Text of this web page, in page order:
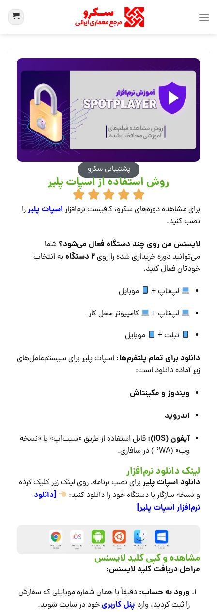
پشتیبانی سکرو
روش استفاده از اسپات پلیر
برای مشاهده دوره‌های سکرو، کافیست نرم‌افزار اسپات پلیررا
نصب کنید.
لایسنس من روی چند دستگاه فعال می‌شود؟ شما
می‌توانید دوره خریداری شده را روی۲ دستگاه
به انتخاب
خودتان فعال کنید.
لپ‌تاپ +
موبایل
لپ‌تاپ +
کامپیوتر محل کار
تبلت +
موبایل
دانلود برای تمام پلتفرم‌ها: اسپات پلیر برای سیستم‌عامل‌های
زیر آماده دانلود است:
ویندوز و مکینتاش
اندروید
آیفون (iOS):
قابل استفاده از طریق «سیب‌اپ» یا «نسخه
وب» (PWA) در سافاری.
لینک دانلود نرم‌افزار
دانلود اسپات پلیر برای نصب برنامه، روی لینک زیر کلیک کرده
و نسخه سازگار با دستگاه خود را دانلود کنید:
[دانلود
نرم‌افزار اسپات پلیر]
مشاهده و کپی کلید لایسنس
مراحل دریافت کلید لایسنس:
ورود به حساب: دقیقاً با همان شماره موبایلی که سفارش
را ثبت کردید، وارد پنل کاربریخود در سایت شوید.